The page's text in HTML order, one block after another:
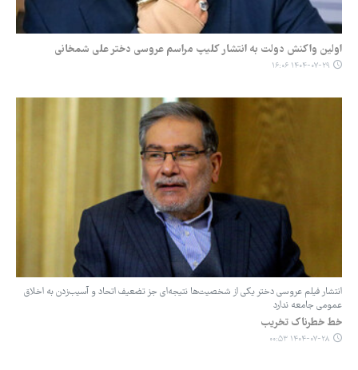
اولین واکنش دولت به انتشار کلیپ مراسم عروسی دختر علی شمخانی
۱۴۰۴-۰۷-۲۹ ۱۶:۰۶
انتشار فیلم عروسی دختر یکی از شخصیت‌ها نتیجه‌ای جز تضعیف اتحاد و آسیب‌زدن به اخلاق
عمومی جامعه ندارد
خط خطرناک تخریب
۱۴۰۴-۰۷-۲۸ ۰۰:۵۳